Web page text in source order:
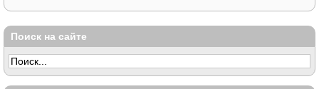
Поиск на сайте